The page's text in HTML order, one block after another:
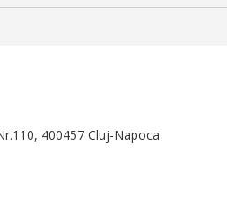
400457 Cluj-Napoca